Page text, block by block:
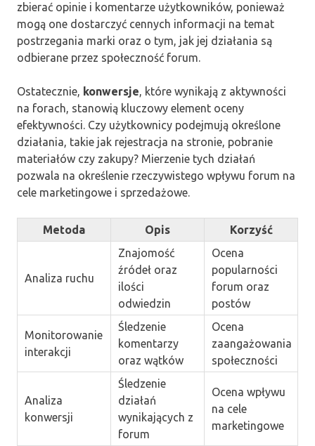
zbierać opinie i komentarze użytkowników, ponieważ
mogą one dostarczyć cennych informacji na temat
postrzegania marki oraz o tym, jak jej działania są
odbierane przez społeczność forum.
Ostatecznie, konwersje, które wynikają z aktywności
na forach, stanowią kluczowy element oceny
efektywności. Czy użytkownicy podejmują określone
działania, takie jak rejestracja na stronie, pobranie
materiałów czy zakupy? Mierzenie tych działań
pozwala na określenie rzeczywistego wpływu forum na
cele marketingowe i sprzedażowe.
Metoda Opis Korzyść
Analiza ruchu
Znajomość
źródeł oraz
ilości
odwiedzin
Ocena
popularności
forum oraz
postów
Monitorowanie
interakcji
Śledzenie
komentarzy
oraz wątków
Ocena
zaangażowania
społeczności
Analiza
konwersji
Śledzenie
działań
wynikających z
forum
Ocena wpływu
na cele
marketingowe